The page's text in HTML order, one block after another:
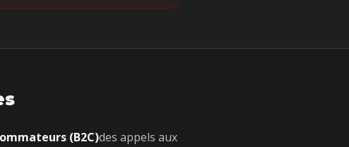
(B2C)des appels aux